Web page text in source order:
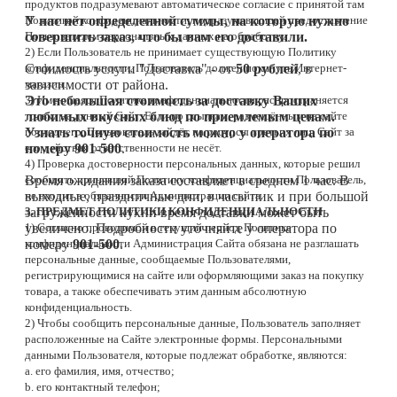
продуктов подразумевают автоматическое согласие с принятой там
Политикой конфиденциальности, подразумевающей предоставление
Пользователем персональных данных на обработку.
2) Если Пользователь не принимает существующую Политику
конфиденциальности, Пользователь должен покинуть Интернет-
магазин.
3) Имеющаяся Политика конфиденциальности распространяется
только на данный Сайт. Если по ссылкам, размещённым на сайте
последнего, Пользователь зайдёт на ресурсы третьих лиц, Сайт за
его действия ответственности не несёт.
4) Проверка достоверности персональных данных, которые решил
сообщить принявший Политику конфиденциальности Пользователь,
не входит в обязанности Администрации сайта.
3. ПРЕДМЕТ ПОЛИТИКИ КОНФИДЕНЦИАЛЬНОСТИ
1) Согласно проводимой в текущий период Политике
конфиденциальности Администрация Сайта обязана не разглашать
персональные данные, сообщаемые Пользователями,
регистрирующимися на сайте или оформляющими заказ на покупку
товара, а также обеспечивать этим данным абсолютную
конфиденциальность.
2) Чтобы сообщить персональные данные, Пользователь заполняет
расположенные на Сайте электронные формы. Персональными
данными Пользователя, которые подлежат обработке, являются:
a. его фамилия, имя, отчество;
b. его контактный телефон;
У нас нет определенной суммы, на которую нужно
совершить заказ, что бы вам его доставили.
Стоимость услуги "Доставка" - от50 рублей, в
зависимости от района.
Это небольшая стоимость за доставку Ваших
любимых вкусных блюд по приемлемым ценам.
Узнать точную стоимость можно у оператора по
номеру 901-500.
Время ожидания заказа составляет в среднем 1 час. В
выходные, праздничные дни, в часы пик и при большой
загруженности кухни время доставки может быть
увеличено. Подробности уточняйте у оператора по
номеру901-500.